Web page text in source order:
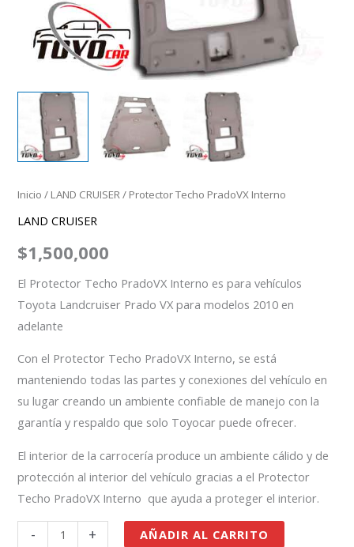
Inicio / LAND CRUISER/ Protector Techo PradoVX Interno
LAND CRUISER
$1,500,000
El Protector Techo PradoVX Interno es para vehículos
Toyota Landcruiser Prado VX para modelos 2010 en
adelante
Con el Protector Techo PradoVX Interno, se está
manteniendo todas las partes y conexiones del vehículo en
su lugar creando un ambiente confiable de manejo con la
garantía y respaldo que solo Toyocar puede ofrecer.
El interior de la carrocería produce un ambiente cálido y de
protección al interior del vehículo gracias a el Protector
Techo PradoVX Interno que ayuda a proteger el interior.
- + AÑADIR AL CARRITO